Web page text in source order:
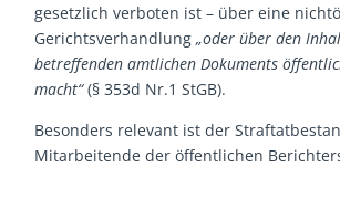
gesetzlich verboten ist – über eine
Gerichtsverhandlung„oder über den
betreffenden amtlichen Dokuments
macht“(§ 353d Nr.1 StGB).
Besonders relevant ist der
Mitarbeitende der öffentlichen